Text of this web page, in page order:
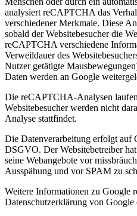
analysiert reCAPTCHA das
verschiedener Merkmale. Diese
sobald der Websitebesucher die
reCAPTCHA verschiedene
Verweildauer des
Nutzer getätigte
Daten werden an Google
Die reCAPTCHA-Analysen
Websitebesucher werden nicht
Analyse stattfindet.
Die Datenverarbeitung erfolgt
DSGVO. Der Websitebetreiber
seine Webangebote vor
Ausspähung und vor SPAM zu
Weitere Informationen zu Google
Datenschutzerklärung von Google